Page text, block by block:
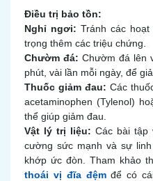
Điều trị bảo tồn:
Nghỉ ngơi: Tránh các
trọng thêm các triệu chứng.
Chườm đá: Chườm đá lên
phút, vài lần mỗi ngày, để
Thuốc giảm đau: Các
acetaminophen (Tylenol)
thể giúp giảm đau.
Vật lý trị liệu: Các bài tập
cường sức mạnh và sự
khớp ức đòn. Tham khảo
thoái vị đĩa đệmđể có